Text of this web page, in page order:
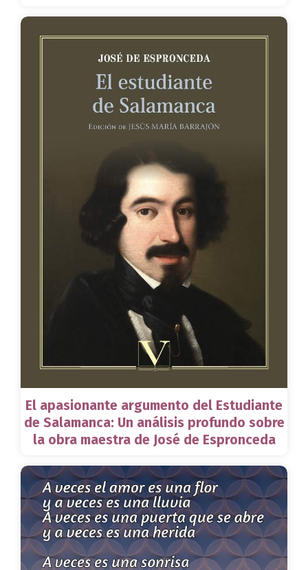
El apasionante argumento del Estudiante
de Salamanca: Un análisis profundo sobre
la obra maestra de José de Espronceda